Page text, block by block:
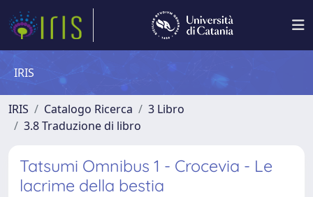
IRIS
IRIS Catalogo Ricerca
3 Libro
3.8 Traduzione di libro
Tatsumi Omnibus 1 - Crocevia - Le
lacrime della bestia